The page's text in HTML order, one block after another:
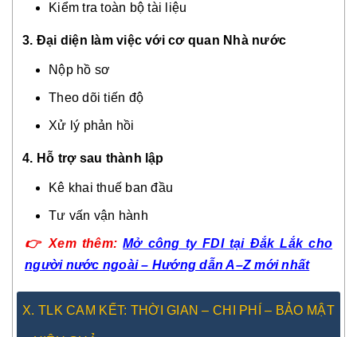
Kiểm tra toàn bộ tài liệu
3. Đại diện làm việc với cơ quan Nhà nước
Nộp hồ sơ
Theo dõi tiến độ
Xử lý phản hồi
4. Hỗ trợ sau thành lập
Kê khai thuế ban đầu
Tư vấn vận hành
👉 Xem thêm:Mở công ty FDI tại Đắk Lắk cho
người nước ngoài – Hướng dẫn A–Z mới nhất
X. TLK CAM KẾT: THỜI GIAN – CHI PHÍ – BẢO MẬT